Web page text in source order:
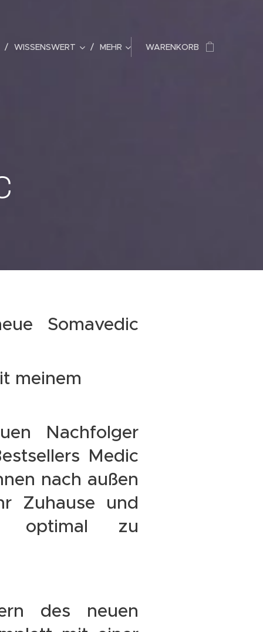
WISSENSWERT MEHR WARENKORB
Somavedic
meinem
Nachfolger
Medic
nach außen
Zuhause und
optimal zu
des neuen